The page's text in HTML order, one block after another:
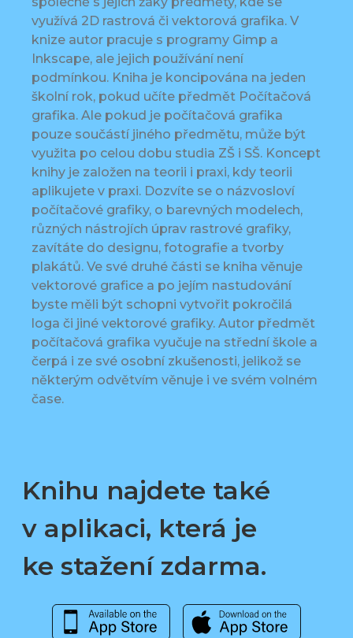
využívá 2D rastrová či vektorová grafika. V
knize autor pracuje s programy Gimp a
Inkscape, ale jejich používání není
podmínkou. Kniha je koncipována na jeden
školní rok, pokud učíte předmět Počítačová
grafika. Ale pokud je počítačová grafika
pouze součástí jiného předmětu, může být
využita po celou dobu studia ZŠ i SŠ. Koncept
knihy je založen na teorii i praxi, kdy teorii
aplikujete v praxi. Dozvíte se o názvosloví
počítačové grafiky, o barevných modelech,
různých nástrojích úprav rastrové grafiky,
zavítáte do designu, fotografie a tvorby
plakátů. Ve své druhé části se kniha věnuje
vektorové grafice a po jejím nastudování
byste měli být schopni vytvořit pokročilá
loga či jiné vektorové grafiky. Autor předmět
počítačová grafika vyučuje na střední škole a
čerpá i ze své osobní zkušenosti, jelikož se
některým odvětvím věnuje i ve svém volném
čase.
Knihu najdete také
v aplikaci, která je
ke stažení zdarma.